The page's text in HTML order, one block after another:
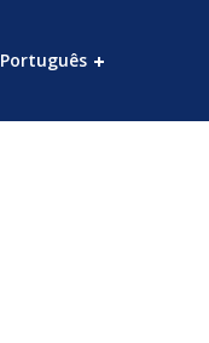
Português